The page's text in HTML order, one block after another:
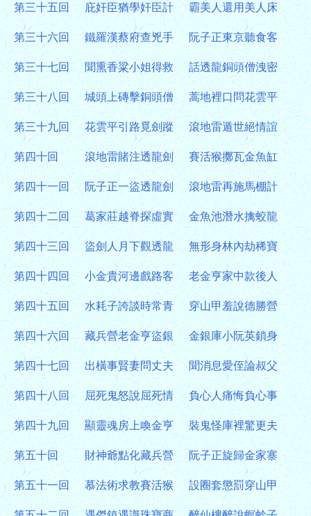
第三十五回 庇奸臣猶學奸臣計 霸美人還用美人床
第三十六回 鐵羅漢蔡府查兇手 阮子正東京聽食客
第三十七回 聞熏香粱小姐得救 話透龍銅頭僧洩密
第三十八回 城頭上磚擊銅頭僧 蒿地裡口問花雲平
第三十九回 花雲平引路覓劍蹤 滾地雷遁世絕情誼
第四十回 滾地雷賭注透龍劍 賽活猴擲瓦金魚缸
第四十一回 阮子正一盜透龍劍 滾地雷再施馬棚計
第四十二回 葛家莊越脊探虛實 金魚池潛水擒蛟龍
第四十三回 盜劍人月下觀透龍 無形身林內劫稀寶
第四十四回 小金貴河邊戲路客 老金亨家中款後人
第四十五回 水耗子誇談時常青 穿山甲羞說德勝營
第四十六回 藏兵營老金亨盜銀 金銀庫小阮英鎖身
第四十七回 出橫事賢妻問丈夫 聞消息愛侄論叔父
第四十八回 屈死鬼怒說屈死情 負心人痛悔負心事
第四十九回 顯靈魂房上喚金亨 裝鬼怪庫裡驚更夫
第五十回 財神爺點化藏兵營 阮子正旋歸金家寨
第五十一回 慕法術求教賽活猴 設圈套懲罰穿山甲